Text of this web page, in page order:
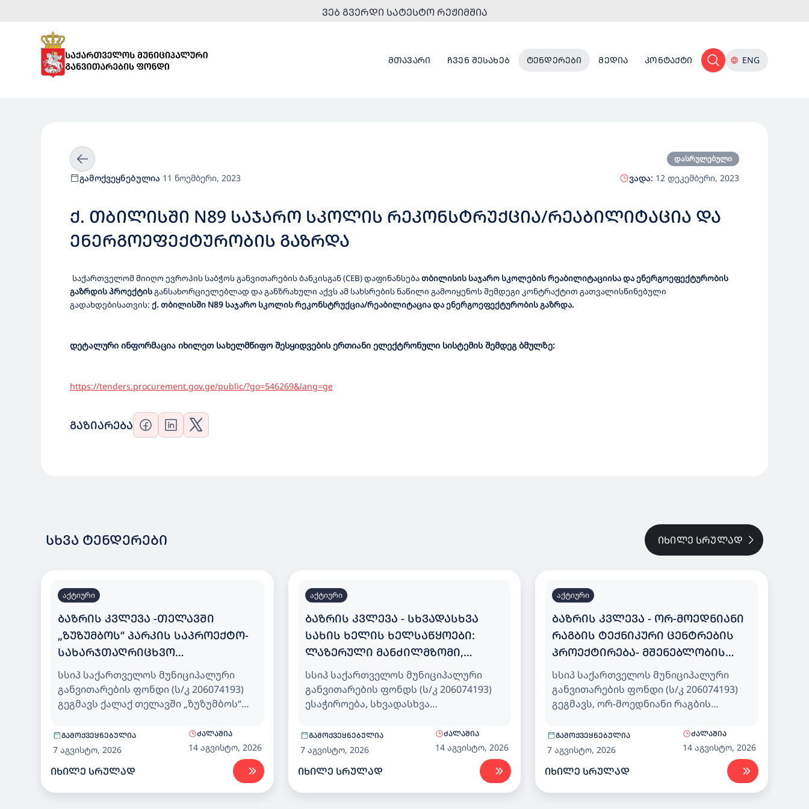
ᲕᲔᲑ ᲒᲕᲔᲠᲓᲘ ᲡᲐᲢᲔᲡᲢᲝ ᲠᲔᲟᲘᲛᲨᲘᲐ
ᲛᲗᲐᲕᲐᲠᲘ ᲩᲕᲔᲜ ᲨᲔᲡᲐᲮᲔᲑ ᲢᲔᲜᲓᲔᲠᲔᲑᲘ ᲛᲔᲓᲘᲐ ᲙᲝᲜᲢᲐᲥᲢᲘ ENG
დასრულებული
გამოქვეყნებულია 11 ნოემბერი, 2023 ვადა: 12 დეკემბერი, 2023
Ქ. ᲗᲑᲘᲚᲘᲡᲨᲘ N89 ᲡᲐᲯᲐᲠᲝ ᲡᲙᲝᲚᲘᲡ ᲠᲔᲙᲝᲜᲡᲢᲠᲣᲥᲪᲘᲐ/ᲠᲔᲐᲑᲘᲚᲘᲢᲐᲪᲘᲐ ᲓᲐ
ᲔᲜᲔᲠᲒᲝᲔᲤᲔᲥᲢᲣᲠᲝᲑᲘᲡ ᲒᲐᲖᲠᲓᲐ
საქართველომ მიიღო ევროპის საბჭოს განვითარების ბანკისგან(CEB)დაფინანსებათბილისის საჯარო სკოლების რეაბილიტაციისა და ენერგოეფექტურობის
გაზრდის პროექტისგანსახორციელებლად დაგანზრახული აქვს ამ სახსრების ნაწილი გამოიყენოს შემდეგი კონტრაქტით გათვალისწინებული
გადახდებისათვის: ქ. თბილისში N89 საჯარო სკოლის რეკონსტრუქცია/რეაბილიტაცია და ენერგოეფექტურობის გაზრდა.
დეტალური ინფორმაცია იხილეთ სახელმწიფო შესყიდვების ერთიანი ელექტრონული სისტემის შემდეგ ბმულზე:
https://tenders.procurement.gov.ge/public/?go=546269&lang=ge
ᲒᲐᲖᲘᲐᲠᲔᲑᲐ
ᲡᲮᲕᲐ ᲢᲔᲜᲓᲔᲠᲔᲑᲘ ᲘᲮᲘᲚᲔ ᲡᲠᲣᲚᲐᲓ
აქტიური
ᲑᲐᲖᲠᲘᲡ ᲙᲕᲚᲔᲕᲐ -ᲗᲔᲚᲐᲕᲨᲘ
„ᲖᲣᲖᲣᲛᲑᲝᲡ“ ᲞᲐᲠᲙᲘᲡ ᲡᲐᲞᲠᲝᲔᲥᲢᲝ-
ᲡᲐᲮᲐᲠᲯᲗᲐᲦᲠᲘᲪᲮᲕᲝ
ᲓᲝᲙᲣᲛᲔᲜᲢᲐᲪᲘᲘᲡ ᲛᲝᲛᲖᲐᲓᲔᲑᲘᲡ
ᲛᲝᲛᲡᲐᲮᲣᲠᲔᲑᲘᲡ ᲡᲐᲮᲔᲚᲛᲬᲘᲤᲝ
ᲨᲔᲡᲧᲘᲓᲕᲐ
სსიპ საქართველოს მუნიციპალური
განვითარების ფონდი (ს/კ 206074193)
გეგმავს ქალაქ თელავში „ზუზუმბოს“
დოკუმენტაციის მომზადების
მომსახურების (CPV71200000)
ᲒᲐᲛᲝᲥᲕᲔᲧᲜᲔᲑᲣᲚᲘᲐ
7 აგვისტო, 2026
ᲫᲐᲚᲐᲨᲘᲐ
14 აგვისტო, 2026
ᲘᲮᲘᲚᲔ ᲡᲠᲣᲚᲐᲓ
აქტიური
ᲑᲐᲖᲠᲘᲡ ᲙᲕᲚᲔᲕᲐ - ᲡᲮᲕᲐᲓᲐᲡᲮᲕᲐ
ᲡᲐᲮᲘᲡ ᲮᲔᲚᲘᲡ ᲮᲔᲚᲡᲐᲬᲧᲝᲔᲑᲘ:
ᲚᲐᲖᲔᲠᲣᲚᲘ ᲛᲐᲜᲫᲘᲚᲛᲖᲝᲛᲘ,
ᲡᲐᲖᲝᲛᲘ ᲠᲣᲚᲔᲢᲘ, ᲙᲔᲠᲜᲘᲡ
ᲐᲛᲝᲛᲭᲠᲔᲚᲘ, ᲨᲢᲐᲜᲒᲔᲚ ᲤᲐᲠᲒᲐᲚᲘ,
ᲨᲛᲘᲓᲢᲘᲡ ᲩᲐᲥᲣᲩᲘ, ᲒᲝᲜᲘᲝ,
სსიპ საქართველოს მუნიციპალური
განვითარების ფონდს (ს/კ 206074193)
ესაჭიროება, სხვადასხვა
მონიტორინგის ინვენტარის - ხელის
ხელსაწყოების (CPV44500000)
ᲒᲐᲛᲝᲥᲕᲔᲧᲜᲔᲑᲣᲚᲘᲐ
7 აგვისტო, 2026
ᲫᲐᲚᲐᲨᲘᲐ
14 აგვისტო, 2026
ᲘᲮᲘᲚᲔ ᲡᲠᲣᲚᲐᲓ
აქტიური
ᲑᲐᲖᲠᲘᲡ ᲙᲕᲚᲔᲕᲐ - ᲝᲠ-ᲛᲝᲔᲓᲜᲘᲐᲜᲘ
ᲠᲐᲒᲑᲘᲡ ᲢᲔᲥᲜᲘᲙᲣᲠᲘ ᲪᲔᲜᲢᲠᲔᲑᲘᲡ
ᲞᲠᲝᲔᲥᲢᲘᲠᲔᲑᲐ- ᲛᲨᲔᲜᲔᲑᲚᲝᲑᲘᲡ
ᲨᲔᲡᲧᲘᲓᲕᲐ
სსიპ საქართველოს მუნიციპალური
განვითარების ფონდი (ს/კ 206074193)
გეგმავს, ორ-მოედნიანი რაგბის
პროექტირება მშენებლობის (CPV-
45200000) შესყიდვას.
ᲒᲐᲛᲝᲥᲕᲔᲧᲜᲔᲑᲣᲚᲘᲐ
7 აგვისტო, 2026
ᲫᲐᲚᲐᲨᲘᲐ
14 აგვისტო, 2026
ᲘᲮᲘᲚᲔ ᲡᲠᲣᲚᲐᲓ